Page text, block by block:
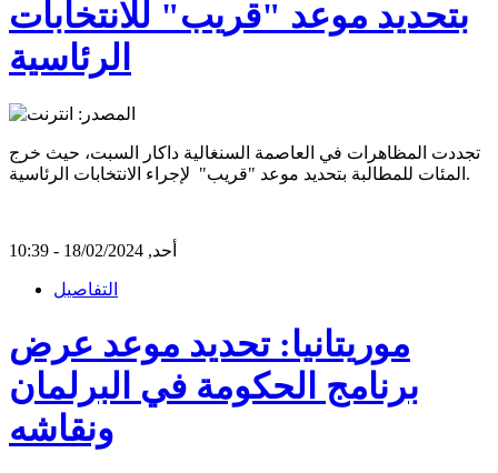
بتحديد موعد "قريب" للانتخابات
الرئاسية
تجددت المظاهرات في العاصمة السنغالية داكار السبت، حيث خرج
المئات للمطالبة بتحديد موعد "قريب" لإجراء الانتخابات الرئاسية.
أحد, 18/02/2024 - 10:39
التفاصيل
موريتانيا: تحديد موعد عرض
برنامج الحكومة في البرلمان
ونقاشه